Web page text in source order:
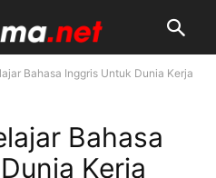
Bahasa Inggris Untuk Dunia Kerja
Bahasa
Kerja